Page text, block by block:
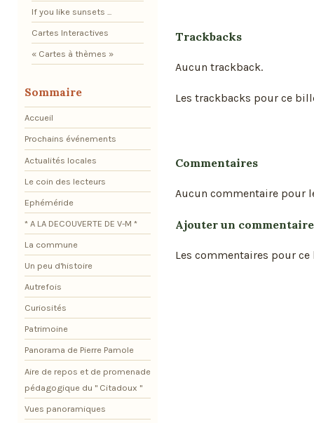
Trackbacks
Aucun trackback.
Les trackbacks pour ce
Commentaires
Aucun commentaire pour
Ajouter un commentaire
Les commentaires pour
If you like sunsets ...
Cartes Interactives
« Cartes à thèmes »
Sommaire
Accueil
Prochains événements
Actualités locales
Le coin des lecteurs
Ephéméride
* A LA DECOUVERTE DE V-M *
La commune
Un peu d'histoire
Autrefois
Curiosités
Patrimoine
Panorama de Pierre Pamole
Aire de repos et de promenade
pédagogique du " Citadoux "
Vues panoramiques